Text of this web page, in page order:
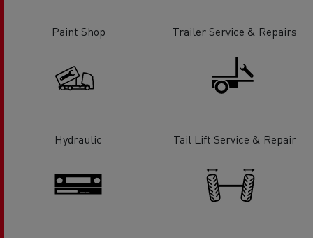
Paint Shop Trailer Service & Repairs
Hydraulic Tail Lift Service & Repair